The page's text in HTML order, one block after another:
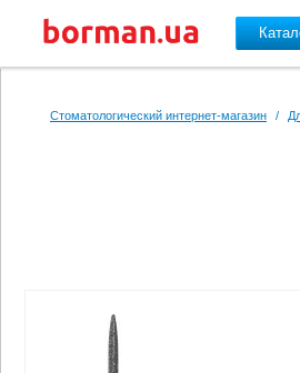
Стоматологический интернет-магазин /